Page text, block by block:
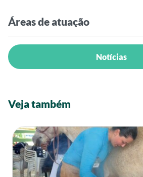
Áreas de atuação
Notícias
Veja também